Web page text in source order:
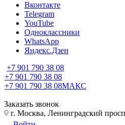
Вконтакте
Telegram
YouTube
Одноклассники
WhatsApp
Яндекс.Дзен
+7 901 790 38 08
+7 901 790 38 08
+7 901 790 38 08МАКС
Заказать звонок
г. Москва, Ленинградский